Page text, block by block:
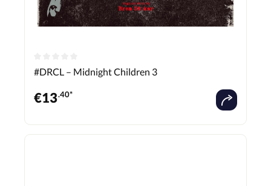
#DRCL – Midnight Children 3
€13.40*